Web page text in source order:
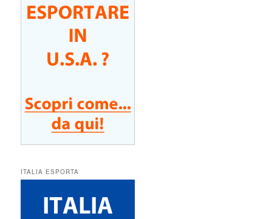
ITALIA ESPORTA